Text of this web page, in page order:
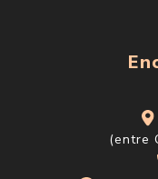
(entre